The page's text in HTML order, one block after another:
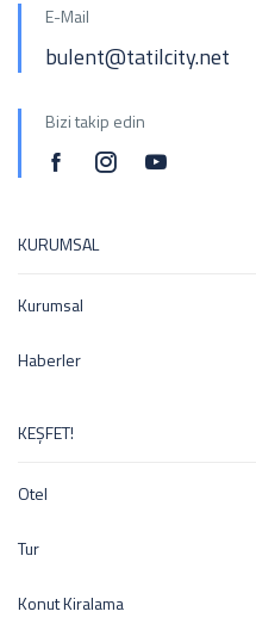
E-Mail
bulent@tatilcity.net
Bizi takip edin
KURUMSAL
Kurumsal
Haberler
KEŞFET!
Otel
Tur
Konut Kiralama